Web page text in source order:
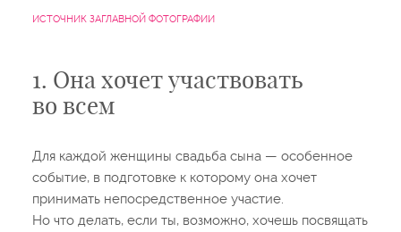
ИСТОЧНИК ЗАГЛАВНОЙ ФОТОГРАФИИ
1. Она хочет участвовать
во всем
Для каждой женщины свадьба сына — особенное
событие, в подготовке к которому она хочет
принимать непосредственное участие.
Но что делать, если ты, возможно, хочешь посвящать